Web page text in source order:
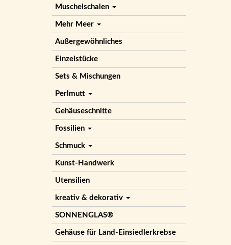
Muschelschalen
Mehr Meer
Außergewöhnliches
Einzelstücke
Sets & Mischungen
Perlmutt
Gehäuseschnitte
Fossilien
Schmuck
Kunst-Handwerk
Utensilien
kreativ & dekorativ
SONNENGLAS®
Gehäuse für Land-Einsiedlerkrebse